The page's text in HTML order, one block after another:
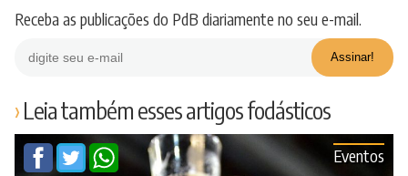
Receba as publicações do PdB diariamente no seu e-mail.
Leia também esses artigos fodásticos
Eventos